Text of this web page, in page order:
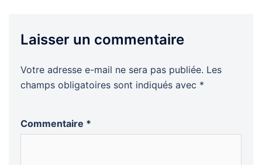
Laisser un commentaire
Votre adresse e-mail ne sera pas publiée. Les
champs obligatoires sont indiqués avec *
Commentaire *